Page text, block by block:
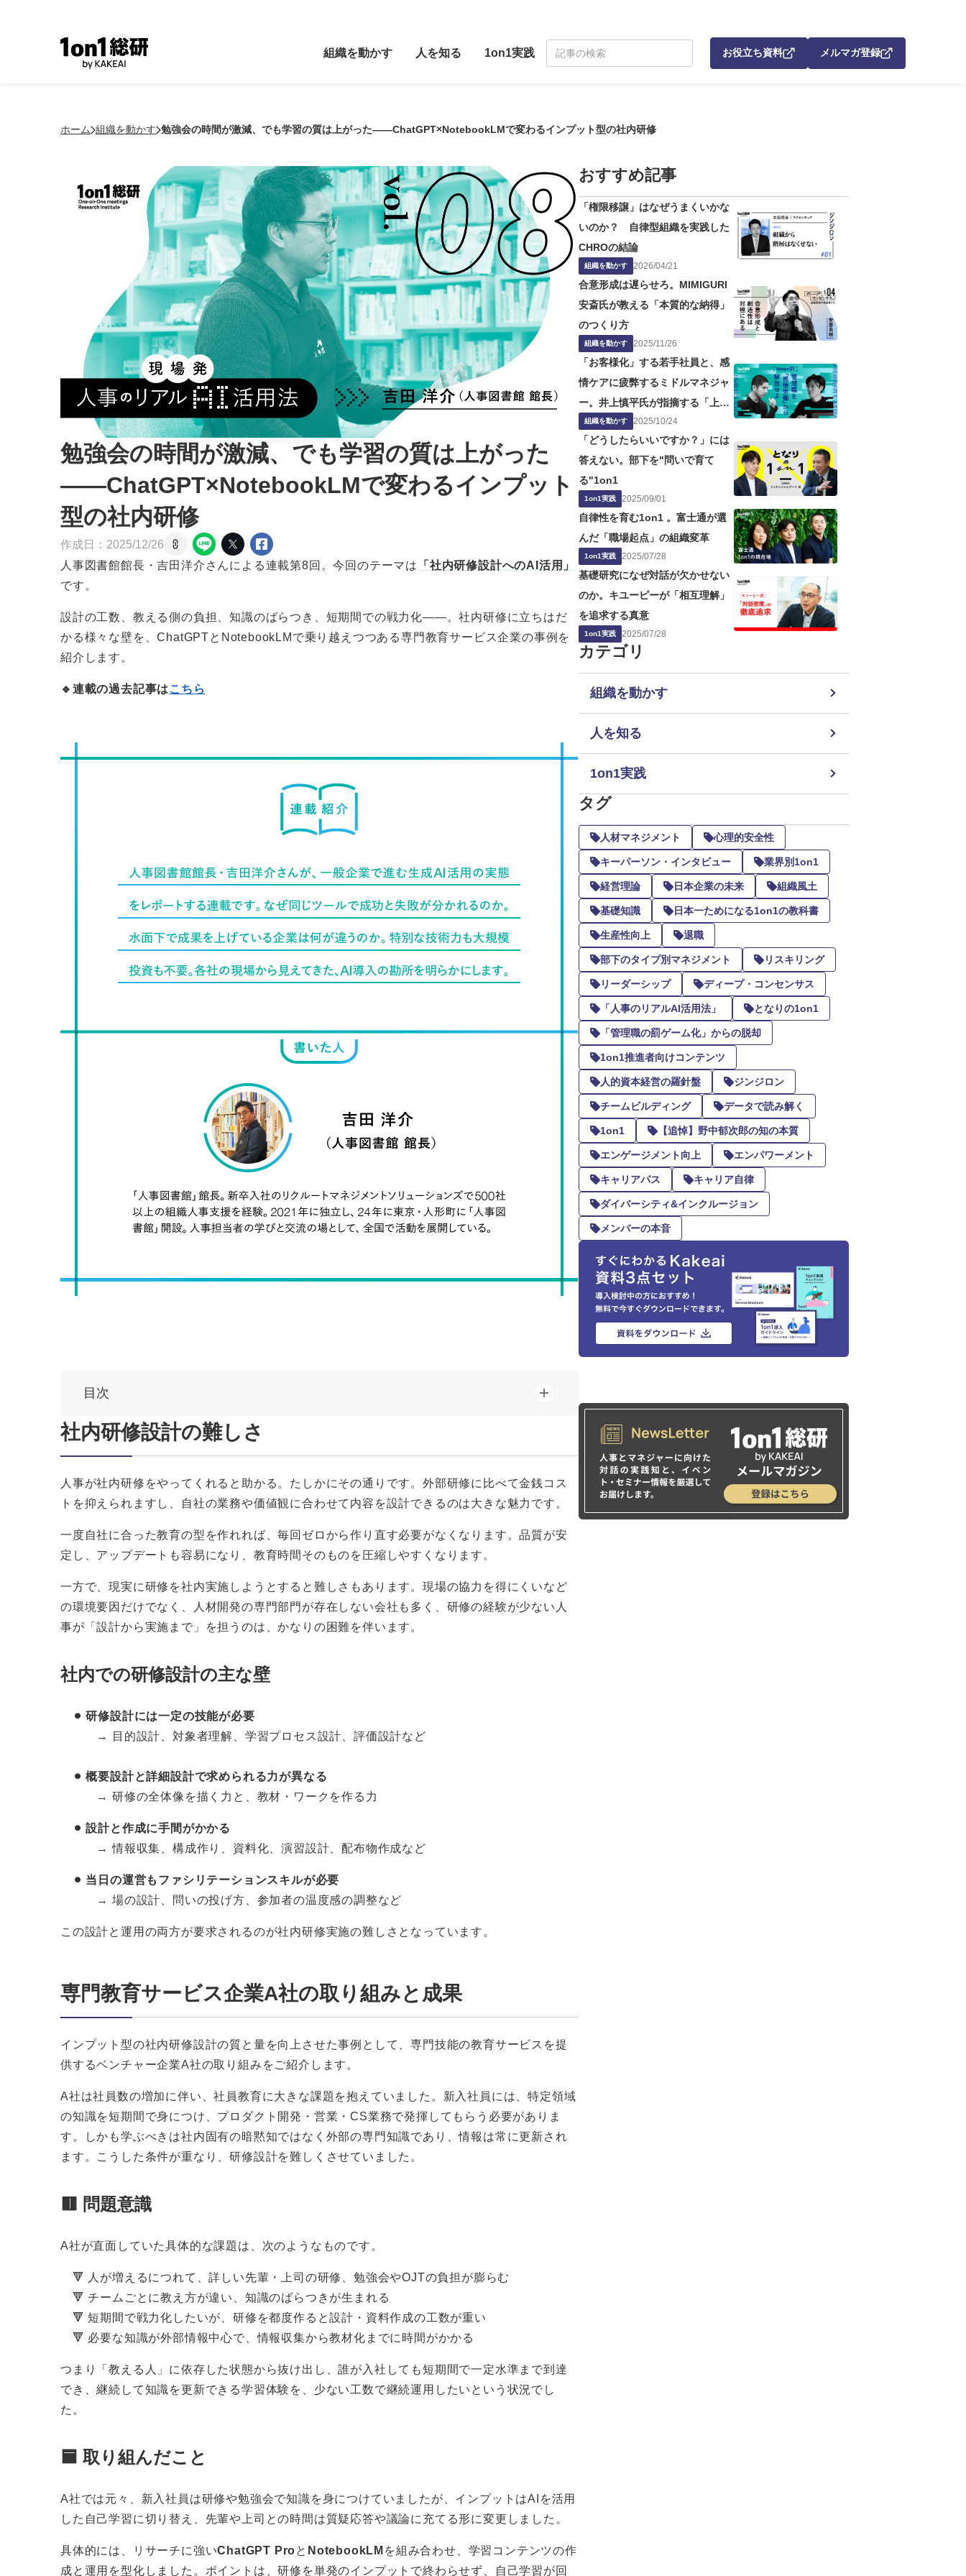
組織を動かす 人を知る 1on1実践 お役立ち資料 メルマガ登録
ホーム 組織を動かす 勉強会の時間が激減、でも学習の質は上がった——ChatGPT×NotebookLMで変わるインプット型の社内研修
勉強会の時間が激減、でも学習の質は上がった
——ChatGPT×NotebookLMで変わるインプット
型の社内研修
作成日： 2025/12/26
人事図書館館長・吉田洋介さんによる連載第8回。今回のテーマは
「社内研修設計へのAI活用」
です。
設計の工数、教える側の負担、知識のばらつき、短期間での戦力化——。社内研修に立ちはだ
かる様々な壁を、ChatGPTとNotebookLMで乗り越えつつある専門教育サービス企業の事例を
紹介します。
🔹連載の過去記事はこちら
目次
社内研修設計の難しさ
人事が社内研修をやってくれると助かる。たしかにその通りです。外部研修に比べて金銭コス
トを抑えられますし、自社の業務や価値観に合わせて内容を設計できるのは大きな魅力です。
一度自社に合った教育の型を作れれば、毎回ゼロから作り直す必要がなくなります。品質が安
定し、アップデートも容易になり、教育時間そのものを圧縮しやすくなります。
一方で、現実に研修を社内実施しようとすると難しさもあります。現場の協力を得にくいなど
の環境要因だけでなく、人材開発の専門部門が存在しない会社も多く、研修の経験が少ない人
事が「設計から実施まで」を担うのは、かなりの困難を伴います。
社内での研修設計の主な壁
⚫︎ 研修設計には一定の技能が必要
→ 目的設計、対象者理解、学習プロセス設計、評価設計など
⚫︎ 概要設計と詳細設計で求められる力が異なる
→ 研修の全体像を描く力と、教材・ワークを作る力
⚫︎ 設計と作成に手間がかかる
→ 情報収集、構成作り、資料化、演習設計、配布物作成など
⚫︎ 当日の運営もファシリテーションスキルが必要
→ 場の設計、問いの投げ方、参加者の温度感の調整など
この設計と運用の両方が要求されるのが社内研修実施の難しさとなっています。
専門教育サービス企業A社の取り組みと成果
インプット型の社内研修設計の質と量を向上させた事例として、専門技能の教育サービスを提
供するベンチャー企業A社の取り組みをご紹介します。
A社は社員数の増加に伴い、社員教育に大きな課題を抱えていました。新入社員には、特定領域
の知識を短期間で身につけ、プロダクト開発・営業・CS業務で発揮してもらう必要がありま
す。しかも学ぶべきは社内固有の暗黙知ではなく外部の専門知識であり、情報は常に更新され
ます。こうした条件が重なり、研修設計を難しくさせていました。
🟥 問題意識
A社が直面していた具体的な課題は、次のようなものです。
🔻 人が増えるにつれて、詳しい先輩・上司の研修、勉強会やOJTの負担が膨らむ
🔻 チームごとに教え方が違い、知識のばらつきが生まれる
🔻 短期間で戦力化したいが、研修を都度作ると設計・資料作成の工数が重い
🔻 必要な知識が外部情報中心で、情報収集から教材化までに時間がかかる
つまり「教える人」に依存した状態から抜け出し、誰が入社しても短期間で一定水準まで到達
でき、継続して知識を更新できる学習体験を、少ない工数で継続運用したいという状況でし
た。
🟦 取り組んだこと
A社では元々、新入社員は研修や勉強会で知識を身につけていましたが、インプットはAIを活用
した自己学習に切り替え、先輩や上司との時間は質疑応答や議論に充てる形に変更しました。
具体的には、リサーチに強いChatGPT Proと NotebookLM を組み合わせ、学習コンテンツの作
成と運用を型化しました。ポイントは、研修を単発のインプットで終わらせず、自己学習が回
おすすめ記事
「権限移譲」はなぜうまくいかな
いのか？ 自律型組織を実践した
CHROの結論
組織を動かす 2026/04/21
合意形成は遅らせろ。MIMIGURI
安斎氏が教える「本質的な納得」
のつくり方
組織を動かす 2025/11 /26
「お客様化」する若手社員と、感
情ケアに疲弊するミドルマネジャ
ー。井上慎平氏が指摘する「上司
の役割」の問題点
組織を動かす 2025/10/24
「どうしたらいいですか？」には
答えない。部下を"問いで育て
る"1on1
1on1実践 2025/09/01
自律性を育む1on1 。富士通が選
んだ「職場起点」の組織変革
1on1実践 2025/07/28
基礎研究になぜ対話が欠かせない
のか。キユーピーが「相互理解」
を追求する真意
1on1実践 2025/07/28
カテゴリ
組織を動かす
人を知る
1on1実践
タグ
人材マネジメント 心理的安全性
キーパーソン・インタビュー 業界別1on1
経営理論 日本企業の未来 組織風土
基礎知識 日本一ためになる1on1の教科書
生産性向上 退職
部下のタイプ別マネジメント リスキリング
リーダーシップ ディープ・コンセンサス
「人事のリアルAI活用法」 となりの1on1
「管理職の罰ゲーム化」からの脱却
1on1推進者向けコンテンツ
人的資本経営の羅針盤 ジンジロン
チームビルディング データで読み解く
1on1 【追悼】野中郁次郎の知の本質
エンゲージメント向上 エンパワーメント
キャリアパス キャリア自律
ダイバーシティ&インクルージョン
メンバーの本音